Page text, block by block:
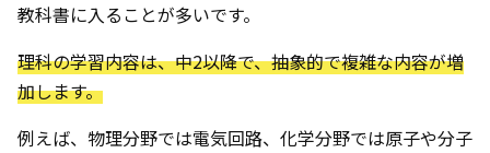
教科書に入ることが多いです。
理科の学習内容は、中2以降で、抽象的で複雑な内容が増
加します。
例えば、物理分野では電気回路、化学分野では原子や分子